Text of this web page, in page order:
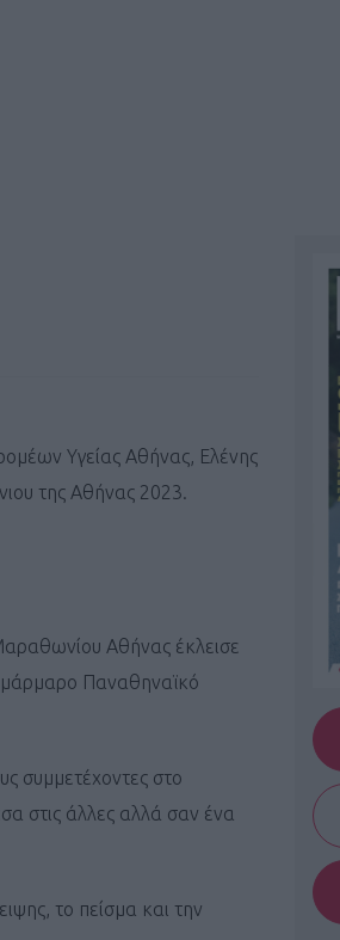
Υγείας Αθήνας, Ελένης
της Αθήνας 2023.
Αθήνας έκλεισε
Παναθηναϊκό
συμμετέχοντες στο
στις άλλες αλλά σαν ένα
το πείσμα και την